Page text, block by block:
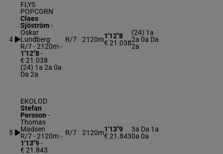
4
FLYS
POPCORN
Claes
Sjöström-
Oskar
Lundberg
R/7 - 2120m-
1'12"8-
€ 21.038
(24) 1a 2a 0a
Da 2a
R/7 2120m1'12"8
€ 21.038
(24) 1a
2a 0a Da
2a
5
EKOLOD
Stefan
Persson -
Thomas
Madsen
R/7 - 2120m-
1'13"9-
€ 21.843
R/7 2120m1'13"9
€ 21.843
3a Da 1a
0a 0a